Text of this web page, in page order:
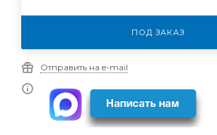
ПОД ЗАКАЗ
Отправить на e-mail